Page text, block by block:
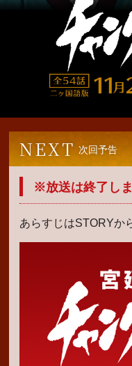
NEXT 次回予告
※放送は終了しま
あらすじはSTORYか